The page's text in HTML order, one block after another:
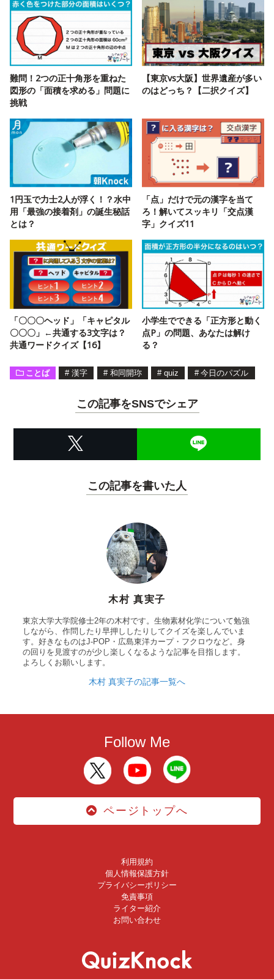
難問！2つの正十角形を重ねた
図形の「面積を求める」問題に
挑戦
【東京vs大阪】世界遺産が多い
のはどっち？【二択クイズ】
1円玉で力士2人が浮く！？水中
用「最強の接着剤」の誕生秘話
とは？
「点」だけで元の漢字を当て
ろ！解いてスッキリ「交点漢
字」クイズ11
「〇〇〇ヘッド」「キャピタル
〇〇〇」←共通する3文字は？
共通ワードクイズ【16】
小学生でできる「正方形と動く
点P」の問題、あなたは解け
る？
ことば # 漢字 # 和同開珎 # quiz # 今日のパズル
この記事をSNSでシェア
この記事を書いた人
木村 真実子
東京大学大学院修士2年の木村です。生物素材化学について勉強
しながら、作問したり早押ししたりしてクイズを楽しんでいま
す。好きなものはJ-POP・広島東洋カープ・フクロウなど。身
の回りを見渡すのが少し楽しくなるような記事を目指します。
よろしくお願いします。
木村 真実子の記事一覧へ
Follow Me
ページトップへ
利用規約
個人情報保護方針
プライバシーポリシー
免責事項
ライター紹介
お問い合わせ